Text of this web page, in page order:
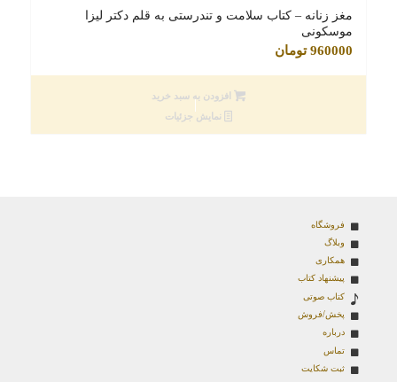
مغز زنانه – کتاب سلامت و تندرستی به قلم دکتر لیزا
موسکونی
960000 تومان
افزودن به سبد خرید
نمایش جزئیات
فروشگاه
وبلاگ
همکاری
پیشنهاد کتاب
کتاب صوتی
پخش/فروش
درباره
تماس
ثبت شکایت